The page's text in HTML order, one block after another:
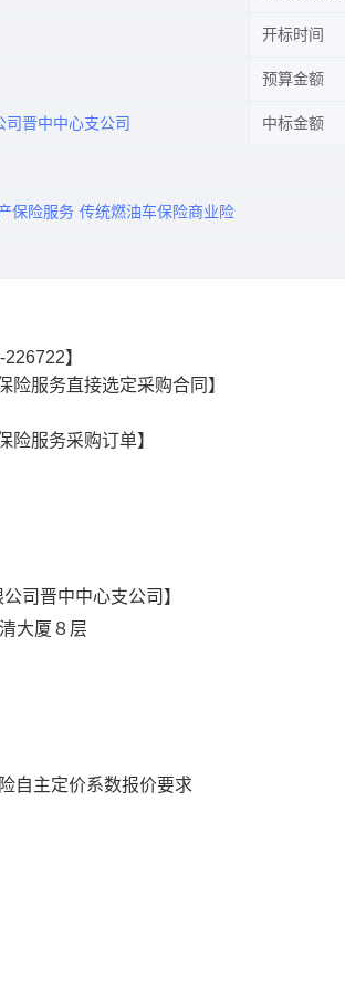
开标时间
预算金额
晋中中心支公司 中标金额
保险服务 传统燃油车保险商业险
】
险服务直接选定采购合同】
险服务采购订单】
司晋中中心支公司】
大厦８层
自主定价系数报价要求